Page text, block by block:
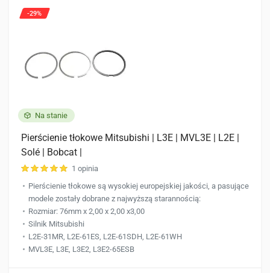
Na stanie
-29%
Pierścienie tłokowe Mitsubishi | L3E | MVL3E | L2E |
Solé | Bobcat |
1 opinia
Pierścienie tłokowe są wysokiej europejskiej jakości, a pasujące
modele zostały dobrane z najwyższą starannością:
Rozmiar: 76mm x 2,00 x 2,00 x3,00
Silnik Mitsubishi
L2E-31MR, L2E-61ES, L2E-61SDH, L2E-61WH
MVL3E, L3E, L3E2, L3E2-65ESB